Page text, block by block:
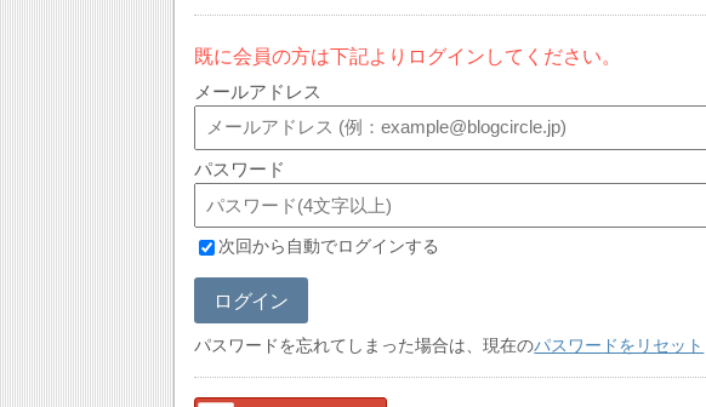
既に会員の方は下記よりログインしてください。
メールアドレス
パスワード
次回から自動でログインする
ログイン
パスワードを忘れてしまった場合は、現在のパスワードをリセット